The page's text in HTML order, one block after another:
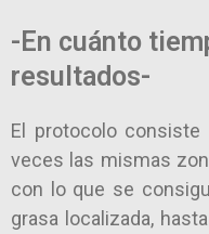
-En cuánto
resultados-
El protocolo
veces las mismas
con lo que se
grasa localizada,